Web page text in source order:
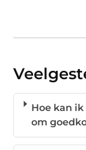
Hoe kan
om